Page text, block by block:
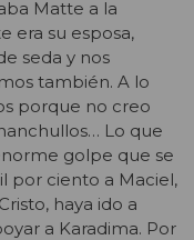
Matte a la
era su esposa,
seda y nos
también. A lo
porque no creo
Lo que
golpe que se
por ciento a Maciel,
haya ido a
a Karadima. Por